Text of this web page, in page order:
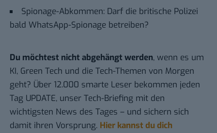
Spionage-Abkommen: Darf die britische Polizei
bald WhatsApp-Spionage betreiben?
Du möchtest nicht abgehängt werden, wenn es um
KI, Green Tech und die Tech-Themen von Morgen
geht? Über 12.000 smarte Leser bekommen jeden
Tag UPDATE, unser Tech-Briefing mit den
wichtigsten News des Tages – und sichern sich
damit ihren Vorsprung. Hier kannst du dich